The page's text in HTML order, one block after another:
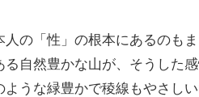
の「性」の根本にあるのも
る自然豊かな山が、そうした
ような緑豊かで稜線もやさし